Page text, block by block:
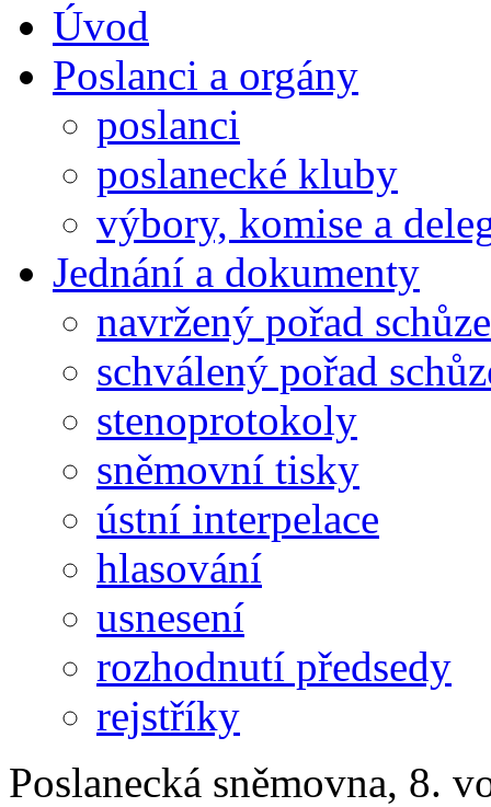
Úvod
Poslanci a orgány
poslanci
poslanecké kluby
výbory, komise a
Jednání a dokumenty
navržený pořad schůze
schválený pořad
stenoprotokoly
sněmovní tisky
ústní interpelace
hlasování
usnesení
rozhodnutí předsedy
rejstříky
Poslanecká sněmovna, 8.